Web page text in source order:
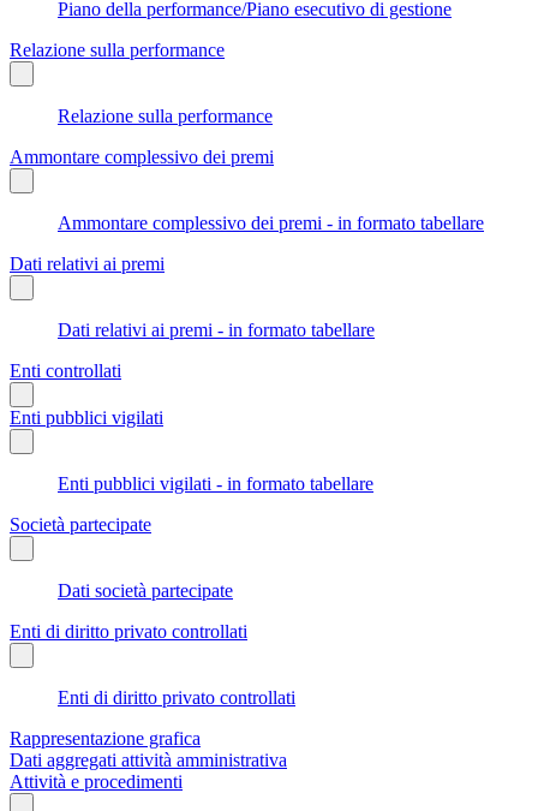
Piano della performance/Piano esecutivo di gestione
Relazione sulla performance
Relazione sulla performance
Ammontare complessivo dei premi
Ammontare complessivo dei premi - in formato tabellare
Dati relativi ai premi
Dati relativi ai premi - in formato tabellare
Enti controllati
Enti pubblici vigilati
Enti pubblici vigilati - in formato tabellare
Società partecipate
Dati società partecipate
Enti di diritto privato controllati
Enti di diritto privato controllati
Rappresentazione grafica
Dati aggregati attività amministrativa
Attività e procedimenti